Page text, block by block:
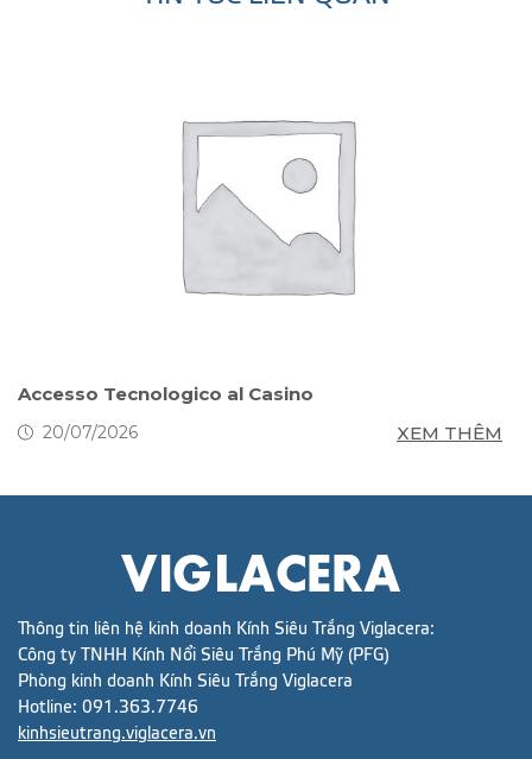
Accesso Tecnologico al Casino
20/07/2026 XEM THÊM
Thông tin liên hệ kinh doanh Kính Siêu Trắng Viglacera:
Công ty TNHH Kính Nổi Siêu Trắng Phú Mỹ (PFG)
Phòng kinh doanh Kính Siêu Trắng Viglacera
Hotline: 091.363.7746
kinhsieutrang.viglacera.vn